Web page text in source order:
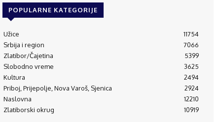
POPULARNE KATEGORIJE
Užice
11754
Srbija i region
7066
Zlatibor/Čajetina
5399
Slobodno vreme
3625
Kultura
2494
Priboj, Prijepolje, Nova Varoš, Sjenica
2924
Naslovna
12210
Zlatiborski okrug
10919